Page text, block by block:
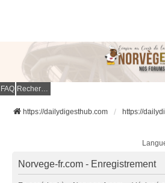
FAQ Rechercher
https://dailydigesthub.com https://
Norvege-fr.com - Enregistrement